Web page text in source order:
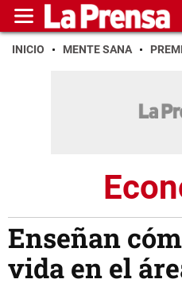
INICIO MENTE SANA
Enseñan
vida en el